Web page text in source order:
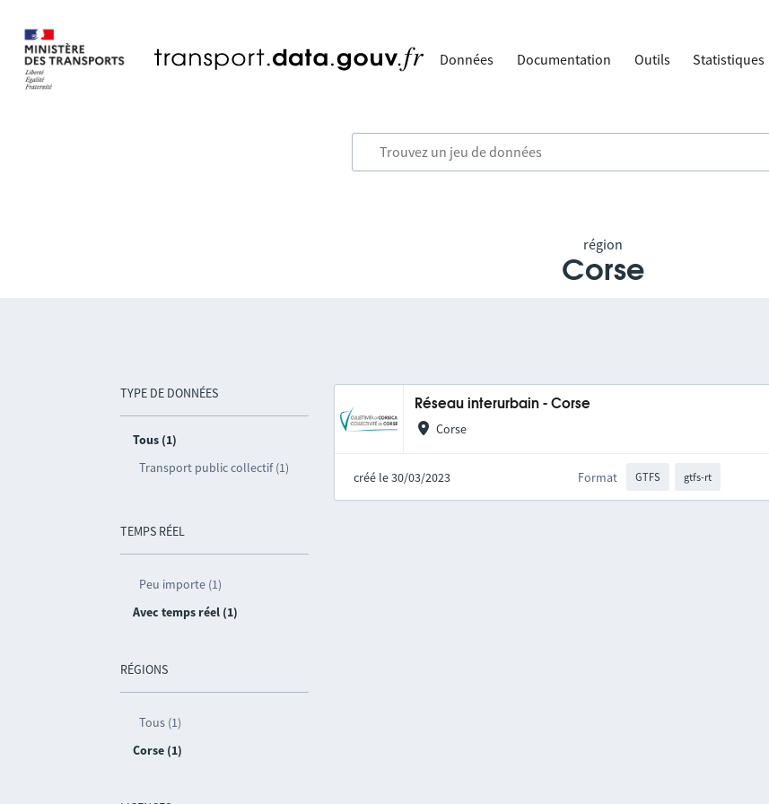
Données Documentation Outils Statistiques
région
Corse
TYPE DE DONNÉES
Tous (1)
Transport public collectif (1)
TEMPS RÉEL
Peu importe (1)
Avec temps réel (1)
RÉGIONS
Tous (1)
Corse (1)
Réseau interurbain - Corse
Corse
créé le 30/03/2023 Format GTFS gtfs-rt